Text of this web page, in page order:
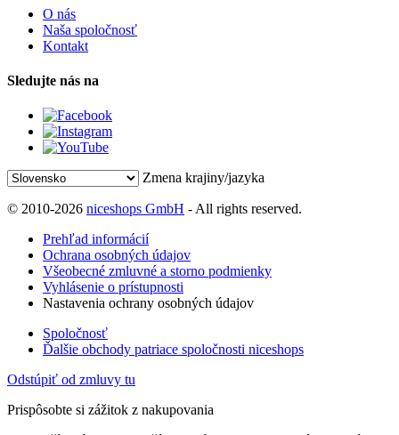
O nás
Naša spoločnosť
Kontakt
Sledujte nás na
Zmena krajiny/jazyka
© 2010-2026 niceshops GmbH - All rights reserved.
Prehľad informácií
Ochrana osobných údajov
Všeobecné zmluvné a storno podmienky
Vyhlásenie o prístupnosti
Nastavenia ochrany osobných údajov
Spoločnosť
Ďalšie obchody patriace spoločnosti niceshops
Odstúpiť od zmluvy tu
Prispôsobte si zážitok z nakupovania